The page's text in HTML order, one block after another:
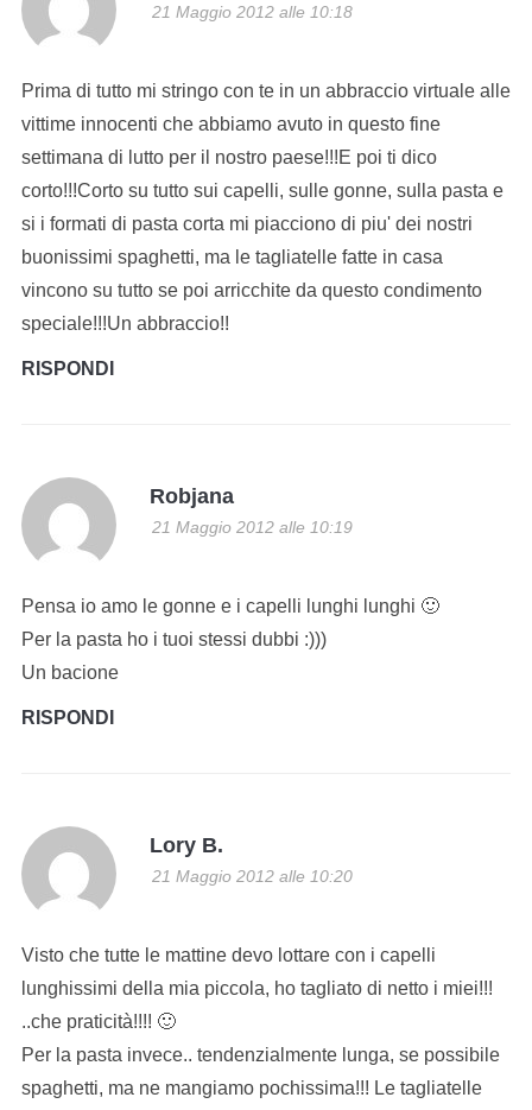
21 Maggio 2012 alle 10:18
Prima di tutto mi stringo con te in un abbraccio virtuale alle
vittime innocenti che abbiamo avuto in questo fine
settimana di lutto per il nostro paese!!!E poi ti dico
corto!!!Corto su tutto sui capelli, sulle gonne, sulla pasta e
si i formati di pasta corta mi piacciono di piu' dei nostri
buonissimi spaghetti, ma le tagliatelle fatte in casa
vincono su tutto se poi arricchite da questo condimento
speciale!!!Un abbraccio!!
RISPONDI
Robjana
21 Maggio 2012 alle 10:19
Pensa io amo le gonne e i capelli lunghi lunghi 🙂
Per la pasta ho i tuoi stessi dubbi :)))
Un bacione
RISPONDI
Lory B.
21 Maggio 2012 alle 10:20
Visto che tutte le mattine devo lottare con i capelli
lunghissimi della mia piccola, ho tagliato di netto i miei!!!
..che praticità!!!! 🙂
Per la pasta invece.. tendenzialmente lunga, se possibile
spaghetti, ma ne mangiamo pochissima!!! Le tagliatelle